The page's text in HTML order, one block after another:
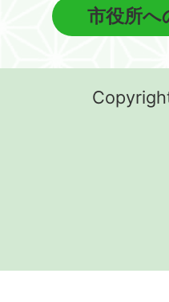
市役所へ